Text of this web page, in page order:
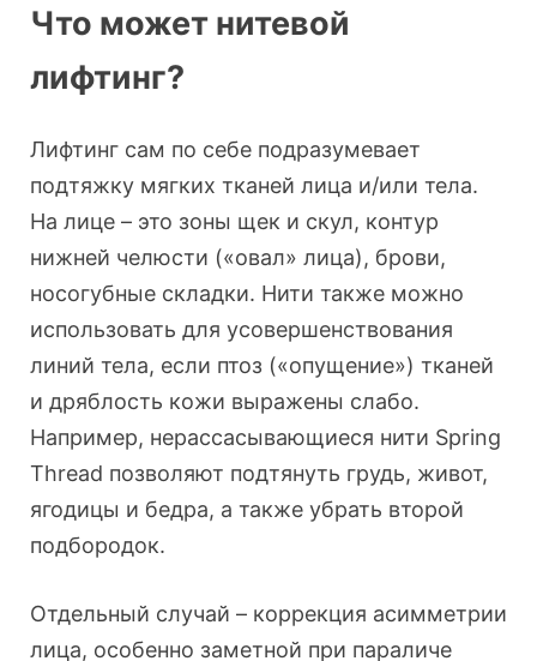
Что может нитевой
лифтинг?
Лифтинг сам по себе подразумевает
подтяжку мягких тканей лица и/или тела.
На лице – это зоны щек и скул, контур
нижней челюсти («овал» лица), брови,
носогубные складки. Нити также можно
использовать для усовершенствования
линий тела, если птоз («опущение») тканей
и дряблость кожи выражены слабо.
Например, нерассасывающиеся нити Spring
Thread позволяют подтянуть грудь, живот,
ягодицы и бедра, а также убрать второй
подбородок.
Отдельный случай – коррекция асимметрии
лица, особенно заметной при параличе